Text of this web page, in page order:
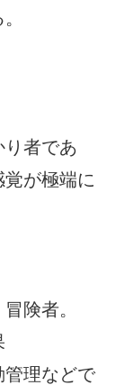
者であ
が極端に
険者。
理などで